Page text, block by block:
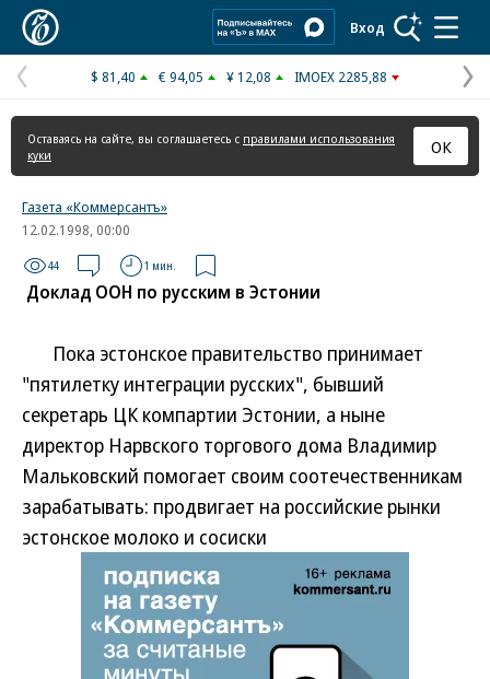
Вход
Предыдущая
страница
$ 81,40 € 94,05 ¥ 12,08 IMOEX 2285,88
Оставаясь на сайте, вы соглашаетесь с правилами использования
куки
ОК
Газета «Коммерсантъ»
12.02.1998, 00:00
44 1 мин.
Доклад ООН по русским в Эстонии
Пока эстонское правительство принимает
"пятилетку интеграции русских", бывший
секретарь ЦК компартии Эстонии, а ныне
директор Нарвского торгового дома Владимир
Мальковский помогает своим соотечественникам
зарабатывать: продвигает на российские рынки
эстонское молоко и сосиски